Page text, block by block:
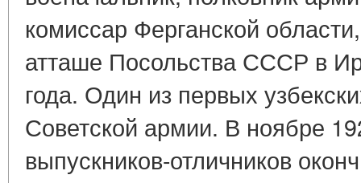
комиссар Ферганской
атташе Посольства СССР в
года. Один из первых
Советской армии. В ноябре
выпускников-отличников